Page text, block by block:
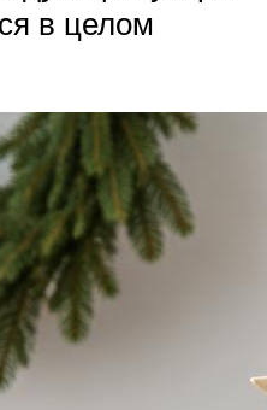
в целом